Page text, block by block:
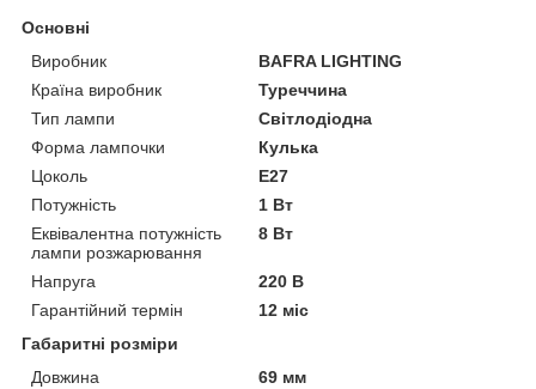
Основні
Виробник
BAFRA LIGHTING
Країна виробник
Туреччина
Тип лампи
Світлодіодна
Форма лампочки
Кулька
Цоколь
E27
Потужність
1 Вт
Еквівалентна потужність
лампи розжарювання
8 Вт
Напруга
220 В
Гарантійний термін
12 міс
Габаритні розміри
Довжина
69 мм